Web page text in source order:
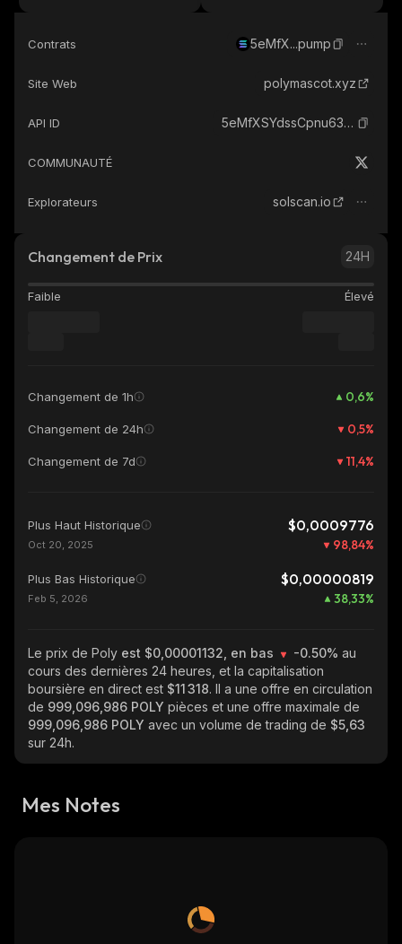
Contrats 5eMfX...pump
Site Web polymascot.xyz
API ID 5eMfXSYdssCpnu63WtPprjbbR5YBJmSEnZGRvtuppump_solana
COMMUNAUTÉ
Explorateurs solscan.io
Changement de Prix 24H
Faible Élevé
Changement de 1h 0,6%
Changement de 24h 0,5%
Changement de 7d 11,4%
Plus Haut Historique $0,0009776
Oct 20, 2025 98,84%
Plus Bas Historique $0,00000819
Feb 5, 2026 38,33%
Le prix de Poly est $0,00001132, en bas -0.50% au
cours des dernières 24 heures, et la capitalisation
boursière en direct est $11 318. Il a une offre en circulation
de 999,096,986 POLY pièces et une offre maximale de
999,096,986 POLY avec un volume de trading de $5,63
sur 24h.
Mes Notes